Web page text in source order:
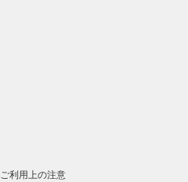
ご利用上の注意